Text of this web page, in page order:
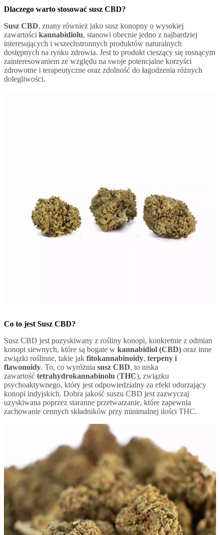
Dlaczego warto stosować susz CBD?
Susz CBD, znany również jako susz konopny o wysokiej
zawartości kannabidiolu, stanowi obecnie jedno z najbardziej
interesujących i wszechstronnych produktów naturalnych
dostępnych na rynku zdrowia. Jest to produkt cieszący się rosnącym
zainteresowaniem ze względu na swoje potencjalne korzyści
zdrowotne i terapeutyczne oraz zdolność do łagodzenia różnych
dolegliwości.
Co to jest Susz CBD?
Susz CBD jest pozyskiwany z rośliny konopi, konkretnie z odmian
konopi siewnych, które są bogate w kannabidiol (CBD) oraz inne
związki roślinne, takie jak fitokannabinoidy, terpeny i
flawonoidy. To, co wyróżnia susz CBD, to niska
zawartość tetrahydrokannabinolu (THC), związku
psychoaktywnego, który jest odpowiedzialny za efekt odurzający
konopi indyjskich. Dobra jakość suszu CBD jest zazwyczaj
uzyskiwana poprzez staranne przetwarzanie, które zapewnia
zachowanie cennych składników przy minimalnej ilości THC.